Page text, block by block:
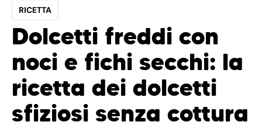
RICETTA
Dolcetti freddi con
noci e fichi secchi: la
ricetta dei dolcetti
sfiziosi senza cottura